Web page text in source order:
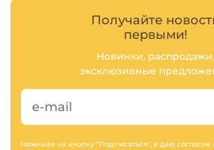
Получайте
первыми!
Новинки, распродажи,
эксклюзивные
Нажимая на кнопку "Подписаться", я даю согласие